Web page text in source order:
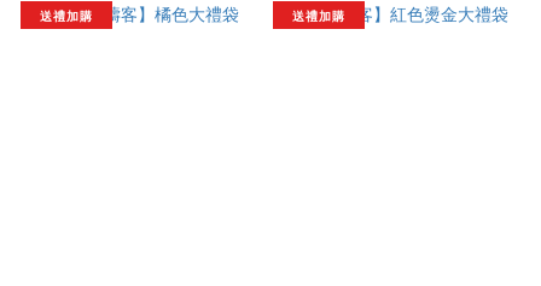
送禮加購 送禮加購